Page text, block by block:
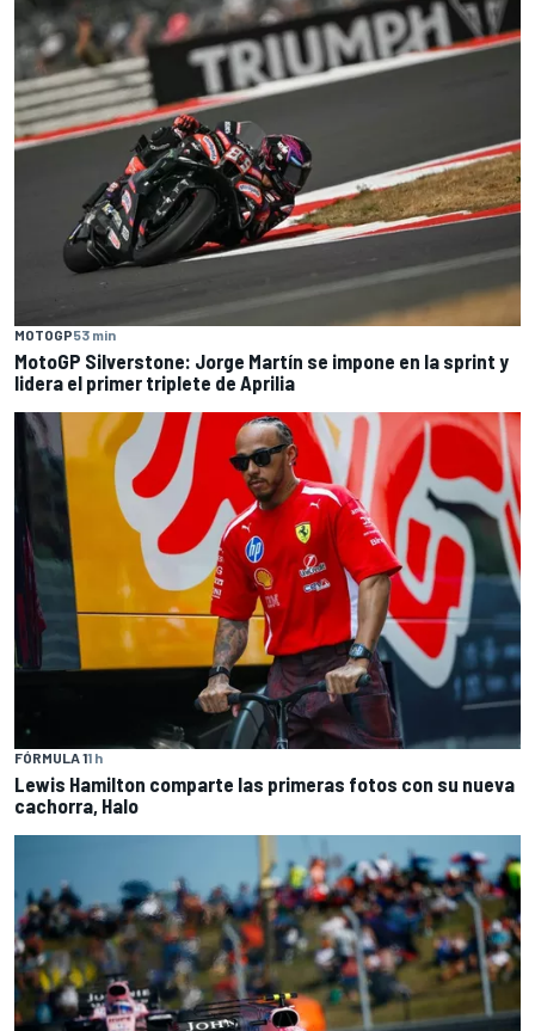
MOTOGP53 min
MotoGP Silverstone: Jorge Martín se impone en la sprint y
lidera el primer triplete de Aprilia
FÓRMULA 11 h
Lewis Hamilton comparte las primeras fotos con su nueva
cachorra, Halo